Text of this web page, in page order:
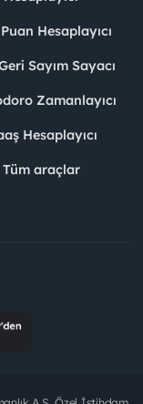
Hesaplayıcı
Sayım Sayacı
Zamanlayıcı
Hesaplayıcı
Tüm araçlar